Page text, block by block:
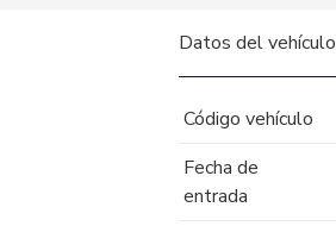
Datos del vehículo
Código vehículo
Fecha de
entrada